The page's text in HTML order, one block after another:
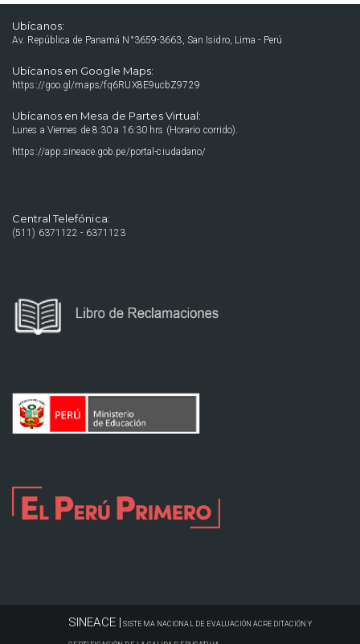
Ubícanos:
Av. República de Panamá N°3659-3663, San Isidro, Lima - Perú
Ubícanos en Google Maps:
https://goo.gl/maps/fq6RUX8E9ucbZ9729
Ubícanos en Mesa de Partes Virtual:
Lunes a Viernes de 8:30 a 16:30 hrs (Horario corrido).
https://app.sineace.gob.pe/portal-ciudadano/
Central Telefónica:
(511) 6371122 - 6371123
SINEACE | SISTEMA NACIONAL DE EVALUACIÓN ACREDITACIÓN Y